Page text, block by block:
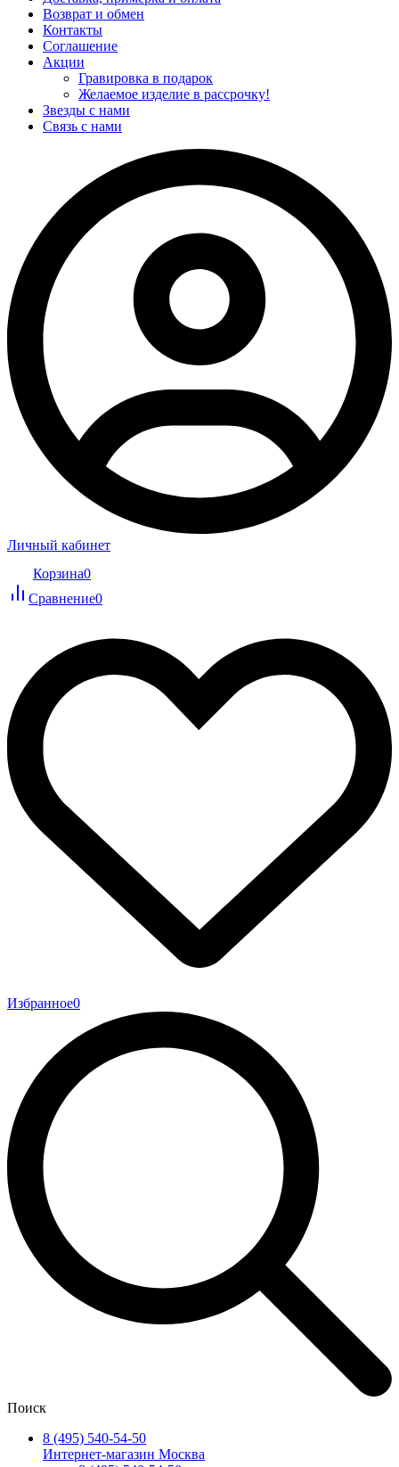
Возврат и обмен
Контакты
Соглашение
Акции
Гравировка в подарок
Желаемое изделие в рассрочку!
Звезды с нами
Связь с нами
Личный кабинет
Корзина0
Сравнение0
Избранное0
Поиск
8 (495) 540-54-50
Интернет-магазин Москва